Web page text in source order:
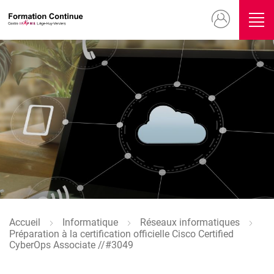
au
contenu
principal
Menu
du
compte
de
l'utilisateur
Image
Fil
d'Ariane
Accueil Informatique
Réseaux informatiques
Préparation à la certification officielle Cisco Certified
CyberOps Associate //#3049